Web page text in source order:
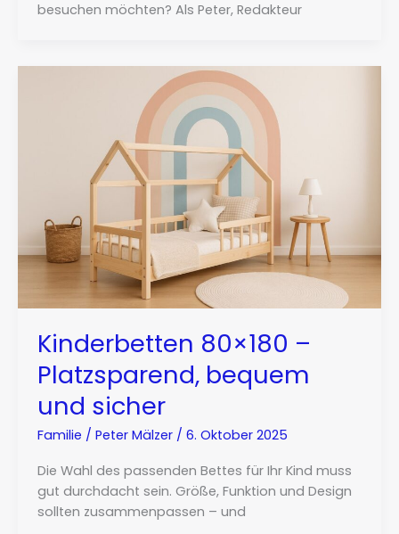
besuchen möchten? Als Peter, Redakteur
Kinderbetten 80×180 –
Platzsparend, bequem
und sicher
Familie / Peter Mälzer / 6. Oktober 2025
Die Wahl des passenden Bettes für Ihr Kind muss
gut durchdacht sein. Größe, Funktion und Design
sollten zusammenpassen – und